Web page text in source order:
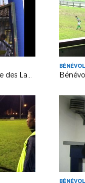
70ème anniversaire de la Coupe des Landes